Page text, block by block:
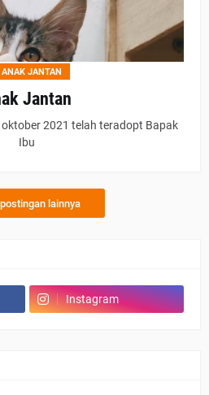
ANAK JANTAN
Jantan
2021 telah teradopt Bapak
Ibu
lainnya
Instagram